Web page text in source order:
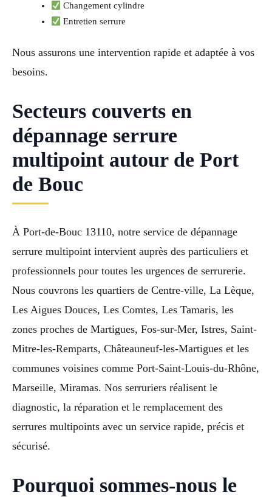
Changement cylindre
Entretien serrure
Nous assurons une intervention rapide et adaptée à vos
besoins.
Secteurs couverts en
dépannage serrure
multipoint autour de Port
de Bouc
À Port-de-Bouc 13110, notre service de dépannage
serrure multipoint intervient auprès des particuliers et
professionnels pour toutes les urgences de serrurerie.
Nous couvrons les quartiers de Centre-ville, La Lèque,
Les Aigues Douces, Les Comtes, Les Tamaris, les
zones proches de Martigues, Fos-sur-Mer, Istres, Saint-
Mitre-les-Remparts, Châteauneuf-les-Martigues et les
communes voisines comme Port-Saint-Louis-du-Rhône,
Marseille, Miramas. Nos serruriers réalisent le
diagnostic, la réparation et le remplacement des
serrures multipoints avec un service rapide, précis et
sécurisé.
Pourquoi sommes-nous le